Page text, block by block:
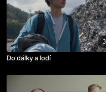
Do dálky a lodí